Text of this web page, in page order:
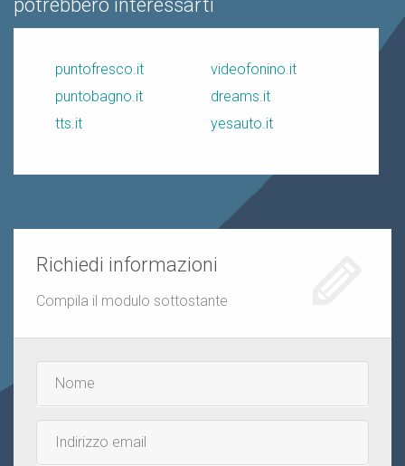
potrebbero interessarti
puntofresco.it
puntobagno.it
tts.it
videofonino.it
dreams.it
yesauto.it
Richiedi informazioni
Compila il modulo sottostante
Nome
e
Email